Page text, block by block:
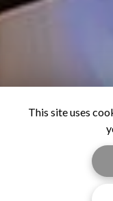
This site uses